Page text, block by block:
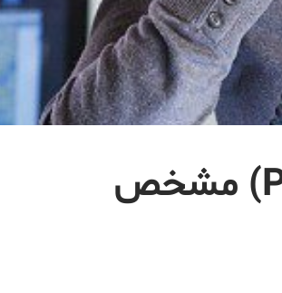
علت سندرم پیش‌قاعدگی (PMS) مشخص